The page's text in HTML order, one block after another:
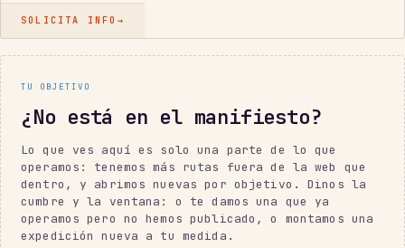
SOLICITA INFO →
TU OBJETIVO
¿No está en el manifiesto?
Lo que ves aquí es solo una parte de lo que
operamos: tenemos más rutas fuera de la web que
dentro, y abrimos nuevas por objetivo. Dinos la
cumbre y la ventana: o te damos una que ya
operamos pero no hemos publicado, o montamos una
expedición nueva a tu medida.